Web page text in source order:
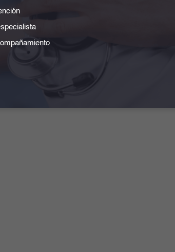
de este momento, lograda con
cuidado, encapsulando el espíritu del